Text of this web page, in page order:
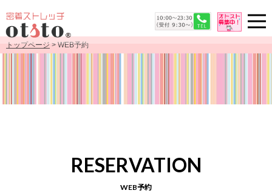
トップページ > WEB予約
RESERVATION
WEB予約